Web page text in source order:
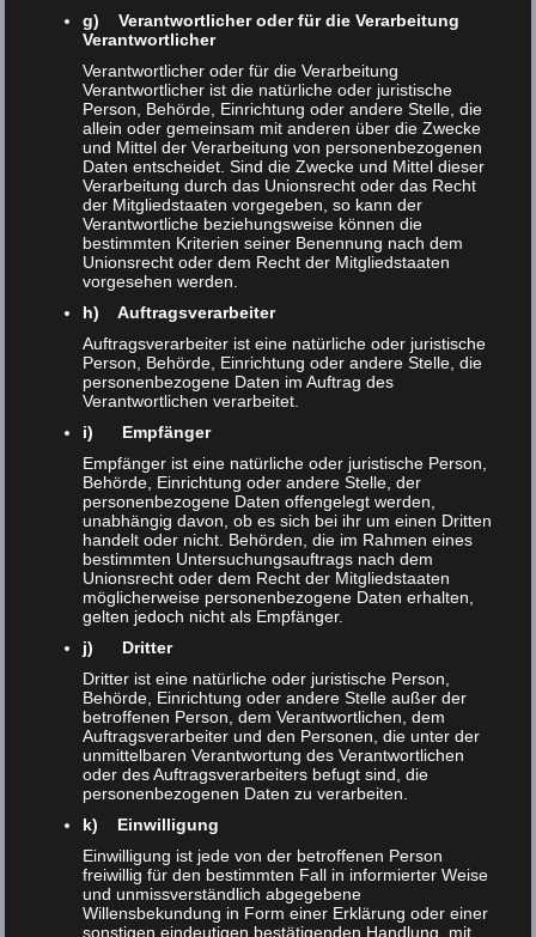
What’s Coming Up? –Sebastian
Sünkler,Kardelen BilirundSebastian
Schultheiß
Learn more about our plans to make RAT more powerful,
flexible, and sustainable:
By integrating RAT into a larger research software
infrastructure, you can connect it seamlessly to other tools
for surveys, data analysis, and more.
We are exploring a future option to install RAT locally on your
own computer or institutional server. You gain full control
over the tool and ensure that all sensitive research data
remains securely within your institution.
We will provide you with an update about the formation of
the new RAT association.
g) Verantwortlicher oder für die Verarbeitung
Verantwortlicher
Verantwortlicher oder für die Verarbeitung
Verantwortlicher ist die natürliche oder juristische
Person, Behörde, Einrichtung oder andere Stelle, die
allein oder gemeinsam mit anderen über die Zwecke
und Mittel der Verarbeitung von personenbezogenen
Daten entscheidet. Sind die Zwecke und Mittel dieser
Verarbeitung durch das Unionsrecht oder das Recht
der Mitgliedstaaten vorgegeben, so kann der
Verantwortliche beziehungsweise können die
bestimmten Kriterien seiner Benennung nach dem
Unionsrecht oder dem Recht der Mitgliedstaaten
vorgesehen werden.
h) Auftragsverarbeiter
Auftragsverarbeiter ist eine natürliche oder juristische
Person, Behörde, Einrichtung oder andere Stelle, die
personenbezogene Daten im Auftrag des
Verantwortlichen verarbeitet.
i) Empfänger
Empfänger ist eine natürliche oder juristische Person,
Behörde, Einrichtung oder andere Stelle, der
personenbezogene Daten offengelegt werden,
unabhängig davon, ob es sich bei ihr um einen Dritten
handelt oder nicht. Behörden, die im Rahmen eines
bestimmten Untersuchungsauftrags nach dem
Unionsrecht oder dem Recht der Mitgliedstaaten
möglicherweise personenbezogene Daten erhalten,
gelten jedoch nicht als Empfänger.
j) Dritter
Dritter ist eine natürliche oder juristische Person,
Behörde, Einrichtung oder andere Stelle außer der
betroffenen Person, dem Verantwortlichen, dem
Auftragsverarbeiter und den Personen, die unter der
unmittelbaren Verantwortung des Verantwortlichen
oder des Auftragsverarbeiters befugt sind, die
personenbezogenen Daten zu verarbeiten.
k) Einwilligung
Einwilligung ist jede von der betroffenen Person
freiwillig für den bestimmten Fall in informierter Weise
und unmissverständlich abgegebene
Willensbekundung in Form einer Erklärung oder einer
sonstigen eindeutigen bestätigenden Handlung, mit